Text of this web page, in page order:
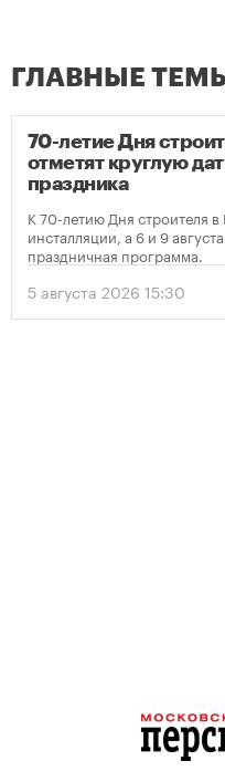
ГЛАВНЫЕ
70-летие Дня
отметят круглую
праздника
К 70-летию Дня строителя
инсталляции, а 6 и 9
праздничная программа.
5 августа 2026 15:30